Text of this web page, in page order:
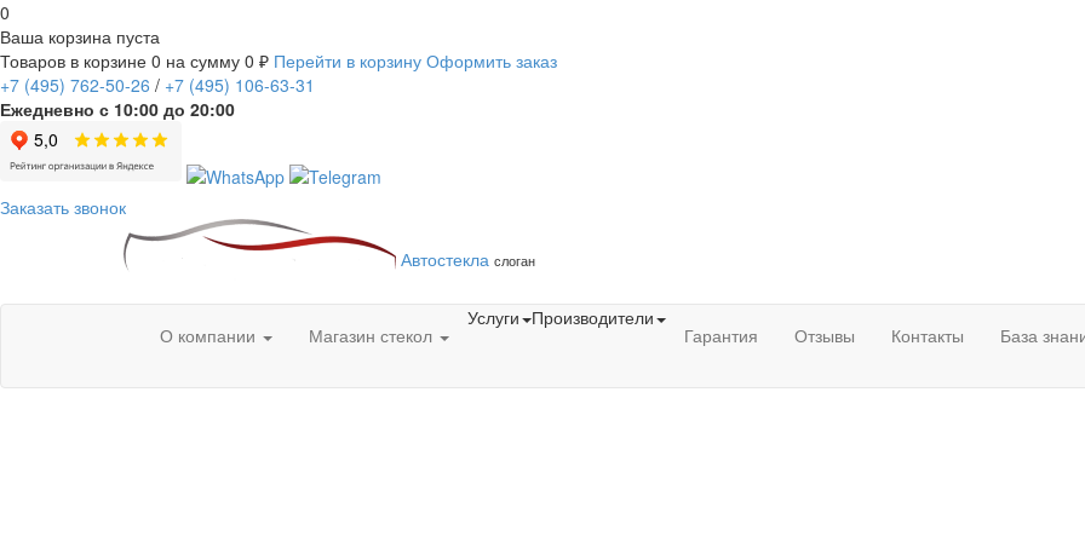
0
Ваша корзина пуста
Товаров в корзине 0 на сумму 0 ₽ Перейти в корзину Оформить заказ
+7 (495) 762-50-26 / +7 (495) 106-63-31
Ежедневно с 10:00 до 20:00
Заказать звонок
Автостекла слоган
О компании Магазин стекол
Услуги Производители
Гарантия Отзывы Контакты База